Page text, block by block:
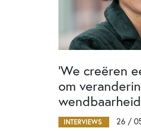
‘We creëren
om
INTERVIEWS
26 /